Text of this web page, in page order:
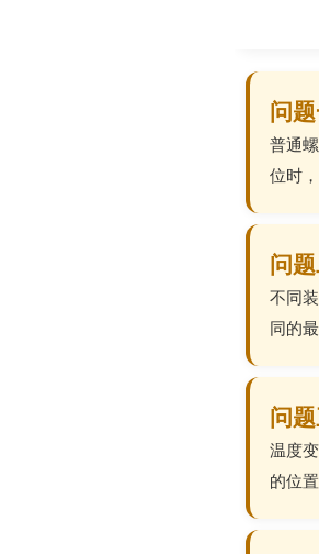
问
普通
位时
问
不同
同的
问
温度
的位